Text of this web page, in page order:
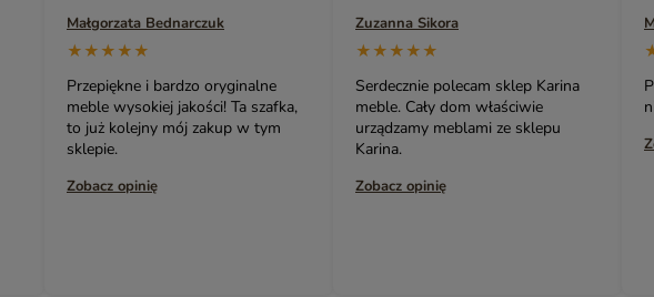
YASMIN – EGZOTYCZNE MEBLE DREWNIANE
BOHO LOCO – NATURALNE DREWNO RZEŹBIONE
MASALA – KOLOROWE MEBLE INDYJSKIE
Małgorzata Bednarczuk
★★★★★
Przepiękne i bardzo oryginalne
meble wysokiej jakości! Ta szafka,
to już kolejny mój zakup w tym
sklepie.
Zobacz opinię
Zuzanna Sikora
★★★★★
Serdecznie polecam sklep Karina
meble. Cały dom właściwie
urządzamy meblami ze sklepu
Karina.
Zobacz opinię